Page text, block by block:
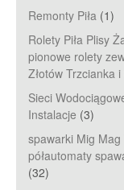
Remonty Piła (1)
Rolety Piła Plisy
pionowe rolety
Złotów Trzcianka
Sieci
Instalacje (3)
spawarki Mig
półautomaty
(32)